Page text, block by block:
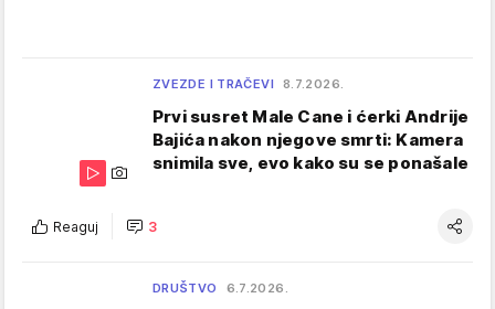
ZVEZDE I TRAČEVI 8.7.2026.
Prvi susret Male Cane i ćerki Andrije
Bajića nakon njegove smrti: Kamera
snimila sve, evo kako su se ponašale
Reaguj 3
DRUŠTVO 6.7.2026.